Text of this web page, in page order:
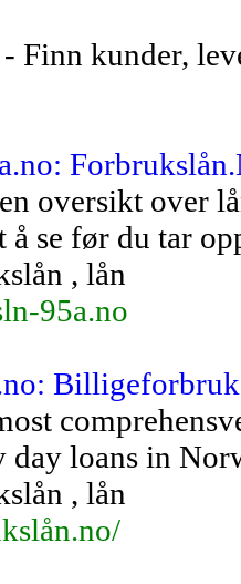
Finn kunder,
oversikt over
se før du tar
, lån
95a.no
day loans in
, lån